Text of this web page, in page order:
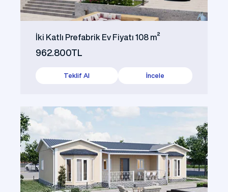
İki Katlı Prefabrik Ev Fiyatı 108 m²
962.800TL
Teklif Al İncele